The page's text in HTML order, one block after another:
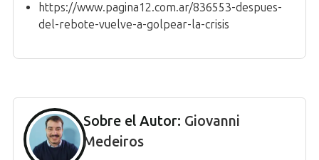
https://www.pagina12.com.ar/836553-despues-
del-rebote-vuelve-a-golpear-la-crisis
Sobre el Autor: Giovanni
Medeiros